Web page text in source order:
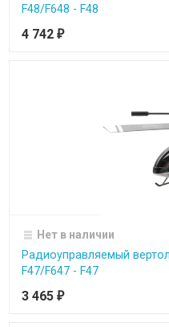
F48/F648 - F48
4 742 ₽
Нет в наличии
Радиоуправляемый
F47/F647 - F47
3 465 ₽